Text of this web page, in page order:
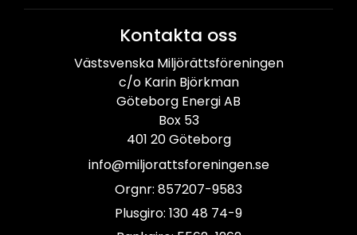
Kontakta oss
Västsvenska Miljörättsföreningen
c/o Karin Björkman
Göteborg Energi AB
Box 53
401 20 Göteborg
info@miljorattsforeningen.se
Orgnr: 857207-9583
Plusgiro: 130 48 74-9